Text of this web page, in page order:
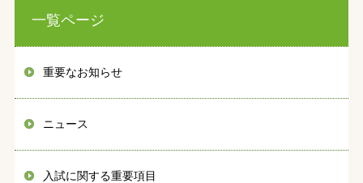
一覧ページ
重要なお知らせ
ニュース
入試に関する重要項目